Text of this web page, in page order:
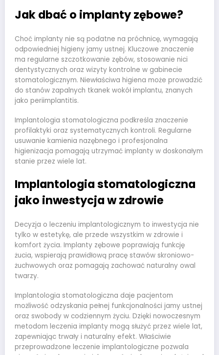
Jak dbać o implanty zębowe?
Choć implanty nie są podatne na próchnicę, wymagają
odpowiedniej higieny jamy ustnej. Kluczowe znaczenie
ma regularne szczotkowanie zębów, stosowanie nici
dentystycznych oraz wizyty kontrolne w gabinecie
stomatologicznym. Niewłaściwa higiena może prowadzić
do stanów zapalnych tkanek wokół implantu, znanych
jako periimplantitis.
Implantologia stomatologiczna podkreśla znaczenie
profilaktyki oraz systematycznych kontroli. Regularne
usuwanie kamienia nazębnego i profesjonalna
higienizacja pomagają utrzymać implanty w doskonałym
stanie przez wiele lat.
Implantologia stomatologiczna
jako inwestycja w zdrowie
Decyzja o leczeniu implantologicznym to inwestycja nie
tylko w estetykę, ale przede wszystkim w zdrowie i
komfort życia. Implanty zębowe poprawiają funkcję
żucia, wspierają prawidłową pracę stawów skroniowo-
żuchwowych oraz pomagają zachować naturalny owal
twarzy.
Implantologia stomatologiczna daje pacjentom
możliwość odzyskania pełnej funkcjonalności jamy ustnej
oraz swobody w codziennym życiu. Dzięki nowoczesnym
metodom leczenia implanty mogą służyć przez wiele lat,
zapewniając trwały i naturalny efekt. Właściwie
przeprowadzone leczenie implantologiczne pozwala